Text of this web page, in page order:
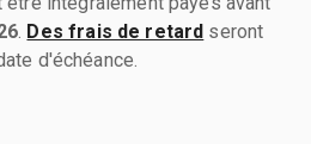
Des frais de retard seront
d'échéance.